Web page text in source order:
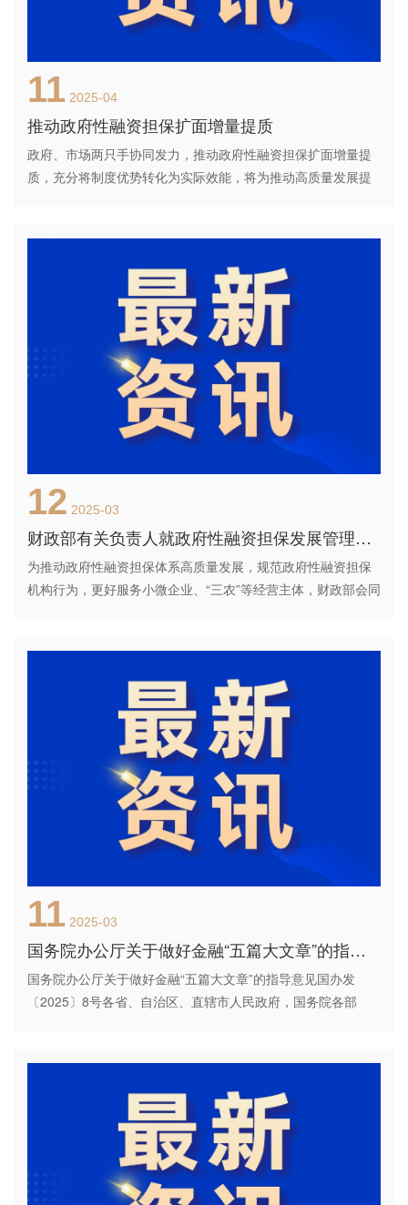
11 2025-04
推动政府性融资担保扩面增量提质
政府、市场两只手协同发力，推动政府性融资担保扩面增量提
质，充分将制度优势转化为实际效能，将为推动高质量发展提
12 2025-03
财政部有关负责人就政府性融资担保发展管理办法答记者问
为推动政府性融资担保体系高质量发展，规范政府性融资担保
机构行为，更好服务小微企业、“三农”等经营主体，财政部会同
金〔2025〕11号，...
11 2025-03
国务院办公厅关于做好金融“五篇大文章”的指导意见
国务院办公厅关于做好金融“五篇大文章”的指导意见国办发
〔2025〕8号各省、自治区、直辖市人民政府，国务院各部
篇大文章”，加快建设...